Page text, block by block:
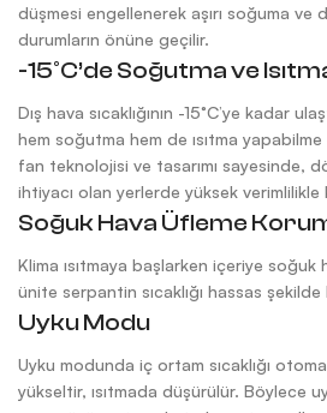
düşmesi engellenerek aşırı soğuma ve
durumların önüne geçilir.
-15°C’de Soğutma ve
Dış hava sıcaklığının -15°C’ye kadar
hem soğutma hem de ısıtma
fan teknolojisi ve tasarımı sayesinde,
ihtiyacı olan yerlerde yüksek verimlilikle
Soğuk Hava Üfleme
Klima ısıtmaya başlarken içeriye soğuk
ünite serpantin sıcaklığı hassas
Uyku Modu
Uyku modunda iç ortam sıcaklığı
yükseltir, ısıtmada düşürülür. Böylece